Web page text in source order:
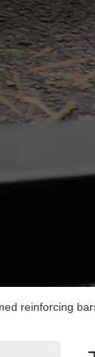
reinforcing